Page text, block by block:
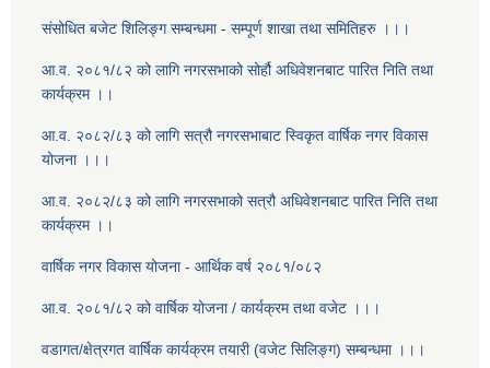
संसोधित बजेट शिलिङ्ग सम्बन्धमा - सम्पूर्ण शाखा तथा समितिहरु ।।।
आ.व. २०८१/८२ को लागि नगरसभाको सोर्हौ अधिवेशनबाट पारित निति तथा
कार्यक्रम ।।
आ.व. २०८२/८३ को लागि सत्रौ नगरसभाबाट स्विकृत वार्षिक नगर विकास
योजना ।।।
आ.व. २०८२/८३ को लागि नगरसभाको सत्रौ अधिवेशनबाट पारित निति तथा
कार्यक्रम ।।
वार्षिक नगर विकास योजना - आर्थिक वर्ष २०८१/०८२
आ.व. २०८१/८२ को वार्षिक योजना / कार्यक्रम तथा वजेट ।।।
वडागत/क्षेत्रगत वार्षिक कार्यक्रम तयारी (वजेट सिलिङ्ग) सम्बन्धमा ।।।